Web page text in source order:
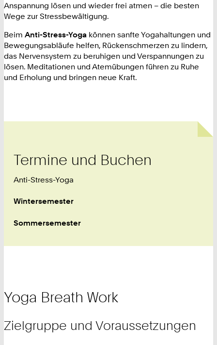
Anspannung lösen und wieder frei atmen – die besten
Wege zur Stressbewältigung.
Beim Anti-Stress-Yoga können sanfte Yogahaltungen und
Bewegungsabläufe helfen, Rückenschmerzen zu lindern,
das Nervensystem zu beruhigen und Verspannungen zu
lösen. Meditationen und Atemübungen führen zu Ruhe
und Erholung und bringen neue Kraft.
Termine und Buchen
Anti-Stress-Yoga
Wintersemester
Sommersemester
Yoga Breath Work
Zielgruppe und Voraussetzungen